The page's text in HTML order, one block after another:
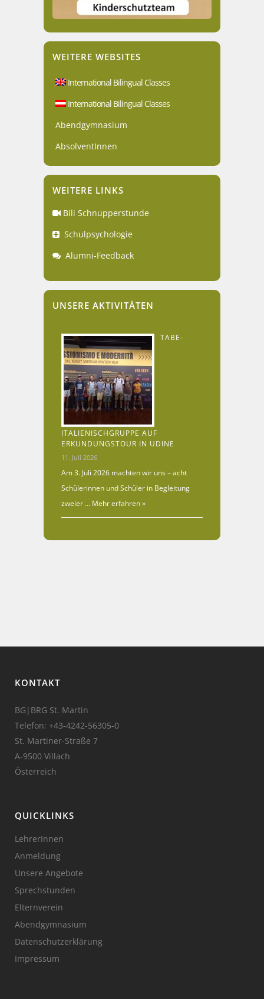
WEITERE WEBSITES
International Bilingual Classes
International Bilingual Classes
Abendgymnasium
AbsolventInnen
WEITERE LINKS
Bili Schnupperstunde
Schulpsychologie
Alumni-Feedback
UNSERE AKTIVITÄTEN
TABE-
ITALIENISCHGRUPPE AUF
ERKUNDUNGSTOUR IN UDINE
11. Juli 2026
Am 3. Juli 2026 machten wir uns – acht
Schülerinnen und Schüler in Begleitung
zweier … Mehr erfahren »
KONTAKT
BG|BRG St. Martin
Telefon: +43-4242-56305-0
St. Martiner-Straße 7
A-9500 Villach
Österreich
QUICKLINKS
LehrerInnen
Anmeldung
Unsere Angebote
Sprechstunden
Elternverein
Abendgymnasium
Datenschutzerklärung
Impressum